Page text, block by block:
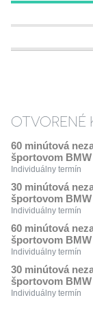
OTVORENÉ
60 minútová
športovom
Individuálny termín
30 minútová
športovom
Individuálny termín
60 minútová
športovom
Individuálny termín
30 minútová
športovom
Individuálny termín